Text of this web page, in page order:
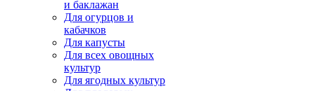
и баклажан
Для огурцов и
кабачков
Для капусты
Для всех овощных
культур
Для ягодных культур